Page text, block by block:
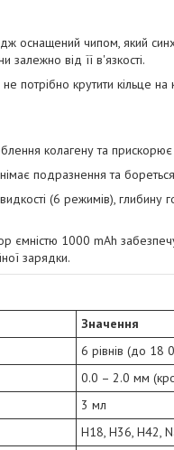
оснащений чипом, який
залежно від її в'язкості.
потрібно крутити кільце
колагену та
подразнення та
(6 режимів), глибину
ємністю 1000 mAh
зарядки.
Значення
6 рівнів (до 18
0.0 – 2.0 мм
3 мл
H18, H36, H42,